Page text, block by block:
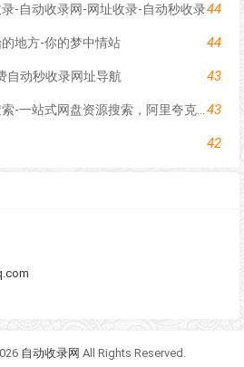
-自动收录网-网址收录-自动秒收录44
地方-你的梦中情站 44
自动秒收录网址导航 43
爱搜-网盘资源搜索-一站式网盘资源搜索，阿里夸克百度迅雷UC全聚合43
42
自动收录网 All Rights Reserved.